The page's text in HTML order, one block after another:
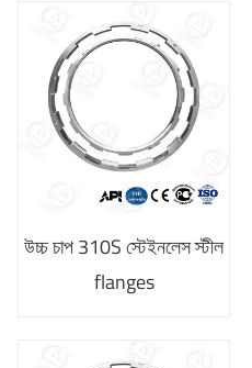
উচ্চ চাপ 310S স্টেইনলেস স্টীল
flanges